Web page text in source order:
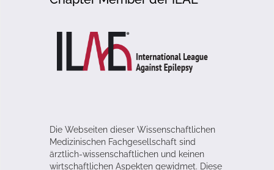
Die Webseiten dieser Wissenschaftlichen
Medizinischen Fachgesellschaft sind
ärztlich-wissenschaftlichen und keinen
wirtschaftlichen Aspekten gewidmet. Diese